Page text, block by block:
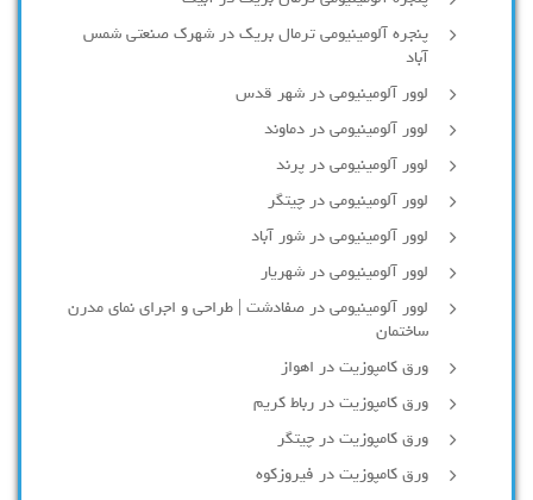
پنجره آلومینیومی ترمال بریک در شهرک صنعتی شمس
آباد
لوور آلومینیومی در شهر قدس
لوور آلومینیومی در دماوند
لوور آلومینیومی در پرند
لوور آلومینیومی در چیتگر
لوور آلومینیومی در شور آباد
لوور آلومينيومي در شهريار
لوور آلومینیومی در صفادشت | طراحی و اجرای نمای مدرن
ساختمان
ورق کامپوزیت در اهواز
ورق کامپوزیت در رباط کریم
ورق کامپوزیت در چیتگر
ورق کامپوزیت در فیروزکوه